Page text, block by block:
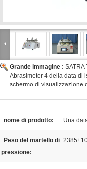
Grande immagine : SATRA
Abrasimeter 4 della data di
schermo di visualizzazione
nome di prodotto: Una
Peso del martello di
pressione: